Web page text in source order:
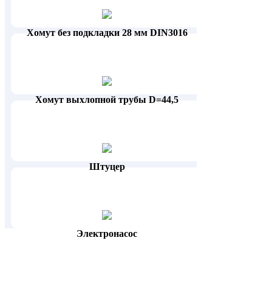
Хомут без подкладки 28 мм DIN3016
Хомут выхлопной трубы D=44,5
Штуцер
Электронасос